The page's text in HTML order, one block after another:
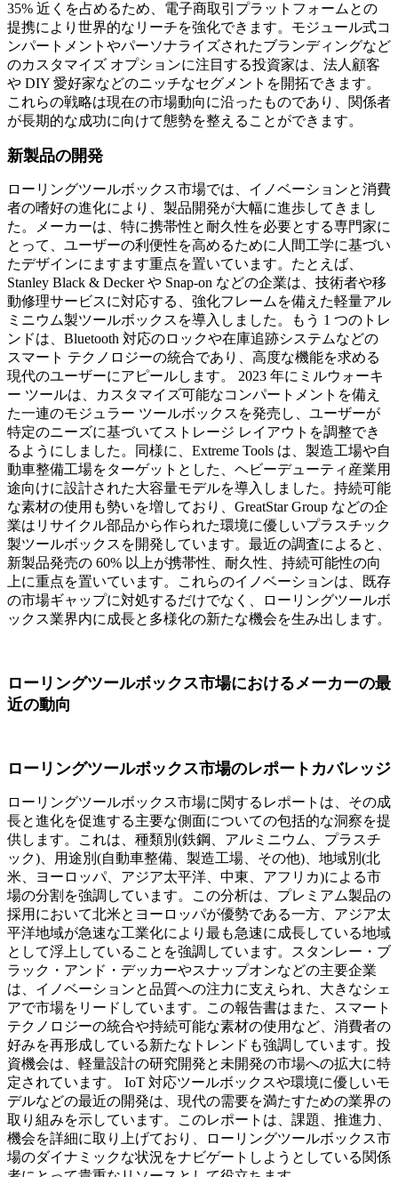
35% 近くを占めるため、電子商取引プラットフォームとの
提携により世界的なリーチを強化できます。モジュール式コ
ンパートメントやパーソナライズされたブランディングなど
のカスタマイズ オプションに注目する投資家は、法人顧客
や DIY 愛好家などのニッチなセグメントを開拓できます。
これらの戦略は現在の市場動向に沿ったものであり、関係者
が長期的な成功に向けて態勢を整えることができます。
新製品の開発
ローリングツールボックス市場では、イノベーションと消費
者の嗜好の進化により、製品開発が大幅に進歩してきまし
た。メーカーは、特に携帯性と耐久性を必要とする専門家に
とって、ユーザーの利便性を高めるために人間工学に基づい
たデザインにますます重点を置いています。たとえば、
Stanley Black & Decker や Snap-on などの企業は、技術者や移
動修理サービスに対応する、強化フレームを備えた軽量アル
ミニウム製ツールボックスを導入しました。もう 1 つのトレ
ンドは、Bluetooth 対応のロックや在庫追跡システムなどの
スマート テクノロジーの統合であり、高度な機能を求める
現代のユーザーにアピールします。 2023 年にミルウォーキ
ー ツールは、カスタマイズ可能なコンパートメントを備え
た一連のモジュラー ツールボックスを発売し、ユーザーが
特定のニーズに基づいてストレージ レイアウトを調整でき
るようにしました。同様に、Extreme Tools は、製造工場や自
動車整備工場をターゲットとした、ヘビーデューティ産業用
途向けに設計された大容量モデルを導入しました。持続可能
な素材の使用も勢いを増しており、GreatStar Group などの企
業はリサイクル部品から作られた環境に優しいプラスチック
製ツールボックスを開発しています。最近の調査によると、
新製品発売の 60% 以上が携帯性、耐久性、持続可能性の向
上に重点を置いています。これらのイノベーションは、既存
の市場ギャップに対処するだけでなく、ローリングツールボ
ックス業界内に成長と多様化の新たな機会を生み出します。
ローリングツールボックス市場におけるメーカーの最
近の動向
ローリングツールボックス市場のレポートカバレッジ
ローリングツールボックス市場に関するレポートは、その成
長と進化を促進する主要な側面についての包括的な洞察を提
供します。これは、種類別(鉄鋼、アルミニウム、プラスチ
ック)、用途別(自動車整備、製造工場、その他)、地域別(北
米、ヨーロッパ、アジア太平洋、中東、アフリカ)による市
場の分割を強調しています。この分析は、プレミアム製品の
採用において北米とヨーロッパが優勢である一方、アジア太
平洋地域が急速な工業化により最も急速に成長している地域
として浮上していることを強調しています。スタンレー・ブ
ラック・アンド・デッカーやスナップオンなどの主要企業
は、イノベーションと品質への注力に支えられ、大きなシェ
アで市場をリードしています。この報告書はまた、スマート
テクノロジーの統合や持続可能な素材の使用など、消費者の
好みを再形成している新たなトレンドも強調しています。投
資機会は、軽量設計の研究開発と未開発の市場への拡大に特
定されています。 IoT 対応ツールボックスや環境に優しいモ
デルなどの最近の開発は、現代の需要を満たすための業界の
取り組みを示しています。このレポートは、課題、推進力、
機会を詳細に取り上げており、ローリングツールボックス市
場のダイナミックな状況をナビゲートしようとしている関係